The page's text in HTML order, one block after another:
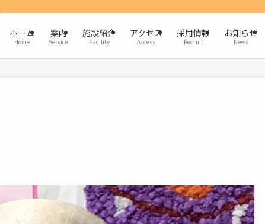
ホーム
Home
案内
Service
施設紹介
Facility
アクセス
Access
採用情報
Recruit
お知らせ
News